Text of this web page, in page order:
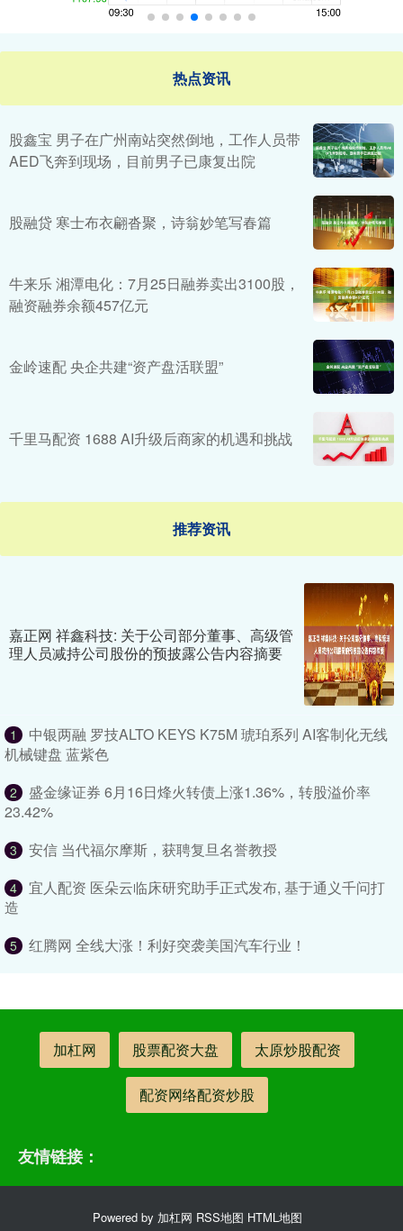
热点资讯
股鑫宝 男子在广州南站突然倒地，工作人员带
AED飞奔到现场，目前男子已康复出院
股融贷 寒士布衣翩沓聚，诗翁妙笔写春篇
牛来乐 湘潭电化：7月25日融券卖出3100股，
融资融券余额457亿元
金岭速配 央企共建“资产盘活联盟”
千里马配资 1688 AI升级后商家的机遇和挑战
推荐资讯
嘉正网 祥鑫科技: 关于公司部分董事、高级管
理人员减持公司股份的预披露公告内容摘要
1
中银两融 罗技ALTO KEYS K75M 琥珀系列 AI客制化无线
机械键盘 蓝紫色
2
盛金缘证券 6月16日烽火转债上涨1.36%，转股溢价率
23.42%
3 安信 当代福尔摩斯，获聘复旦名誉教授
4
宜人配资 医朵云临床研究助手正式发布, 基于通义千问打
造
5 红腾网 全线大涨！利好突袭美国汽车行业！
加杠网 股票配资大盘 太原炒股配资
配资网络配资炒股
友情链接：
Powered by 加杠网 RSS地图 HTML地图